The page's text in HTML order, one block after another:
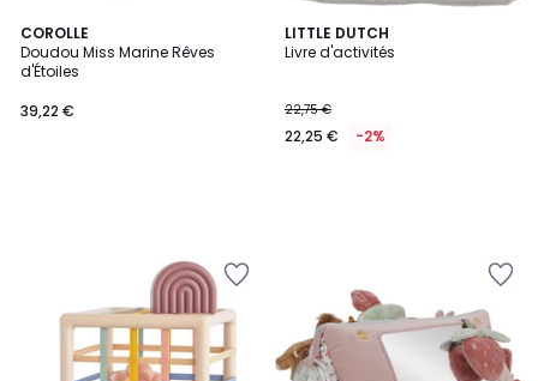
COROLLE
Doudou Miss Marine Rêves
d'Étoiles
39,22 €
LITTLE DUTCH
Livre d'activités
22,75 €
22,25 € -2%